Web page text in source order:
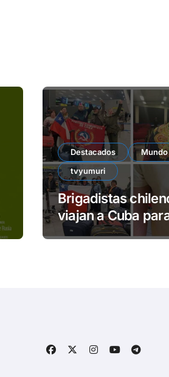
Destacados
Mundo
tvyumuri
Brigadistas
viajan a Cuba
centenario de